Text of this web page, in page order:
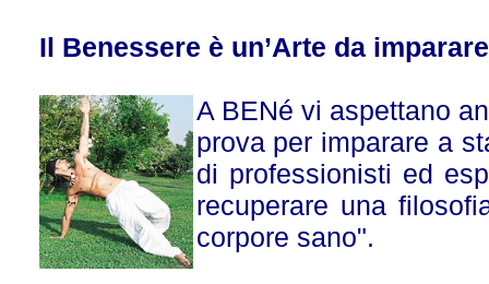
Il Benessere è un’Arte da
A BENé vi aspettano
prova per imparare a
di professionisti ed
recuperare una
corpore sano".